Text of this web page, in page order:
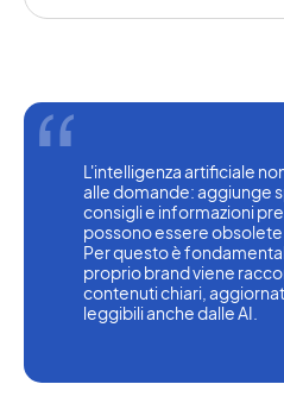
L'intelligenza artificiale
alle domande: aggiunge
consigli e informazioni
possono essere obsolete
Per questo è
proprio brand viene
contenuti chiari,
leggibili anche dalle AI.